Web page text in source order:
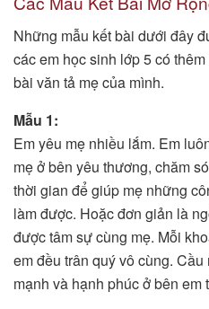
Những mẫu kết bài dưới đây
các em học sinh lớp 5 có
bài văn tả mẹ của mình.
Mẫu 1:
Em yêu mẹ nhiều lắm. Em
mẹ ở bên yêu thương, chăm
thời gian để giúp mẹ những
làm được. Hoặc đơn giản là
được tâm sự cùng mẹ. Mỗi
em đều trân quý vô cùng.
mạnh và hạnh phúc ở bên em